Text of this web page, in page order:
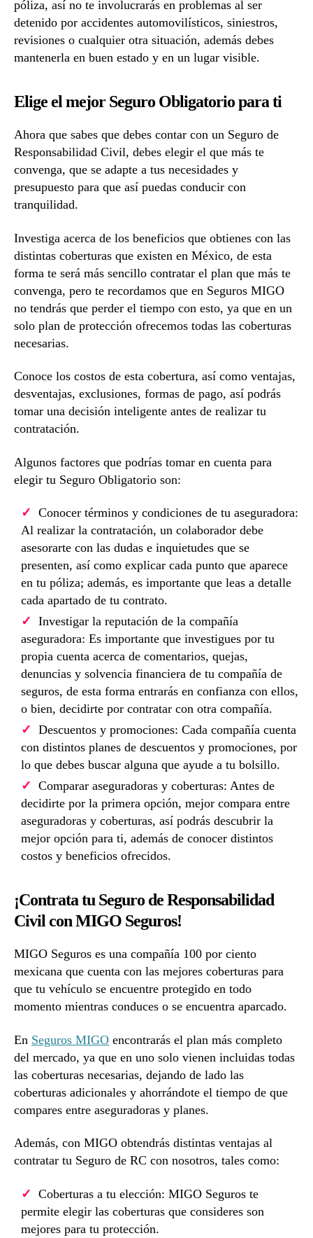
póliza, así no te involucrarás en problemas al ser
detenido por accidentes automovilísticos, siniestros,
revisiones o cualquier otra situación, además debes
mantenerla en buen estado y en un lugar visible.
Elige el mejor Seguro Obligatorio para ti
Ahora que sabes que debes contar con un Seguro de
Responsabilidad Civil, debes elegir el que más te
convenga, que se adapte a tus necesidades y
presupuesto para que así puedas conducir con
tranquilidad.
Investiga acerca de los beneficios que obtienes con las
distintas coberturas que existen en México, de esta
forma te será más sencillo contratar el plan que más te
convenga, pero te recordamos que en Seguros MIGO
no tendrás que perder el tiempo con esto, ya que en un
solo plan de protección ofrecemos todas las coberturas
necesarias.
Conoce los costos de esta cobertura, así como ventajas,
desventajas, exclusiones, formas de pago, así podrás
tomar una decisión inteligente antes de realizar tu
contratación.
Algunos factores que podrías tomar en cuenta para
elegir tu Seguro Obligatorio son:
Conocer términos y condiciones de tu aseguradora:
Al realizar la contratación, un colaborador debe
asesorarte con las dudas e inquietudes que se
presenten, así como explicar cada punto que aparece
en tu póliza; además, es importante que leas a detalle
cada apartado de tu contrato.
Investigar la reputación de la compañía
aseguradora: Es importante que investigues por tu
propia cuenta acerca de comentarios, quejas,
denuncias y solvencia financiera de tu compañía de
seguros, de esta forma entrarás en confianza con ellos,
o bien, decidirte por contratar con otra compañía.
Descuentos y promociones: Cada compañía cuenta
con distintos planes de descuentos y promociones, por
lo que debes buscar alguna que ayude a tu bolsillo.
Comparar aseguradoras y coberturas: Antes de
decidirte por la primera opción, mejor compara entre
aseguradoras y coberturas, así podrás descubrir la
mejor opción para ti, además de conocer distintos
costos y beneficios ofrecidos.
¡Contrata tu Seguro de Responsabilidad
Civil con MIGO Seguros!
MIGO Seguros es una compañía 100 por ciento
mexicana que cuenta con las mejores coberturas para
que tu vehículo se encuentre protegido en todo
momento mientras conduces o se encuentra aparcado.
En Seguros MIGO encontrarás el plan más completo
del mercado, ya que en uno solo vienen incluidas todas
las coberturas necesarias, dejando de lado las
coberturas adicionales y ahorrándote el tiempo de que
compares entre aseguradoras y planes.
Además, con MIGO obtendrás distintas ventajas al
contratar tu Seguro de RC con nosotros, tales como:
Coberturas a tu elección: MIGO Seguros te
permite elegir las coberturas que consideres son
mejores para tu protección.